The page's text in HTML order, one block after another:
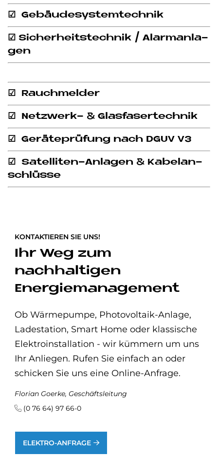
☑ Ge­bäu­de­sy­stem­tech­nik
☑ Si­cher­heits­tech­nik / Alarm­an­la­
gen
☑ Rauch­mel­der
☑ Netz­werk- & Glas­fa­ser­tech­nik
☑ Ge­rä­te­prü­fung nach DGUV V3
☑ Sa­tel­li­ten-An­la­gen & Ka­bel­an­
schlüs­se
KONTAKTIEREN SIE UNS!
Ihr Weg zum
nachhaltigen
Energiemanagement
Ob Wärmepumpe, Photovoltaik-Anlage,
Ladestation, Smart Home oder klassische
Elektroinstallation - wir kümmern um uns
Ihr Anliegen. Rufen Sie einfach an oder
schicken Sie uns eine Online-Anfrage.
Florian Goerke, Geschäftsleitung
(0 76 64) 97 66-0
ELEKTRO-ANFRAGE